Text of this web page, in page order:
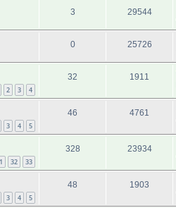
3 29544
0 25726
2 3 4
32 1911
3 4 5
46 4761
32 33
328 23934
3 4 5
48 1903